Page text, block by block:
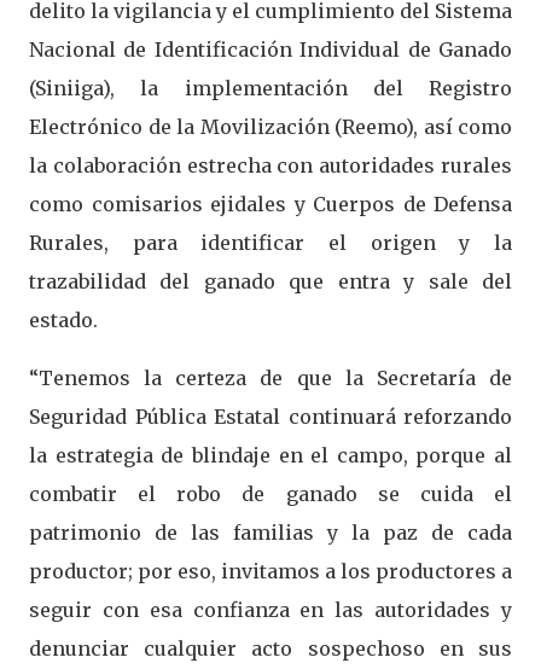
delito la vigilancia y el cumplimiento del Sistema
Nacional de Identificación Individual de Ganado
(Siniiga), la implementación del Registro
Electrónico de la Movilización (Reemo), así como
la colaboración estrecha con autoridades rurales
como comisarios ejidales y Cuerpos de Defensa
Rurales, para identificar el origen y la
trazabilidad del ganado que entra y sale del
estado.
“Tenemos la certeza de que la Secretaría de
Seguridad Pública Estatal continuará reforzando
la estrategia de blindaje en el campo, porque al
combatir el robo de ganado se cuida el
patrimonio de las familias y la paz de cada
productor; por eso, invitamos a los productores a
seguir con esa confianza en las autoridades y
denunciar cualquier acto sospechoso en sus